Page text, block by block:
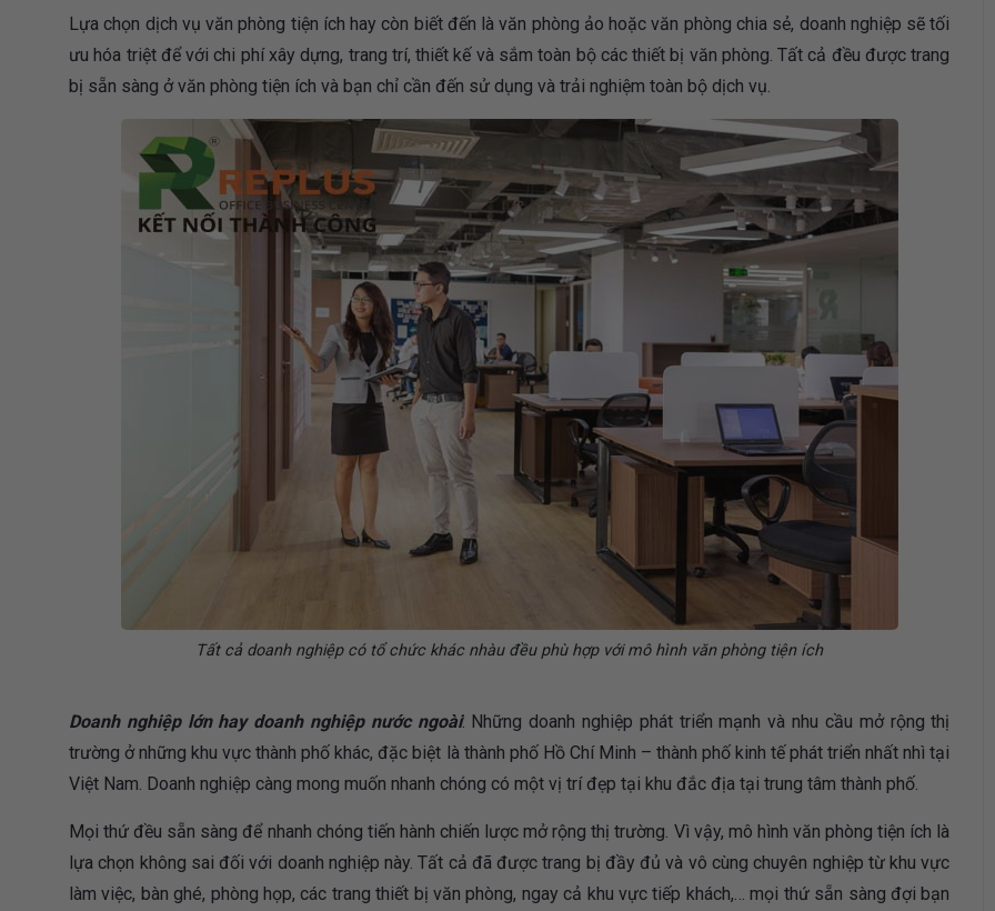
Lựa chọn dịch vụ văn phòng tiện ích hay còn biết đến là văn phòng ảo hoặc văn phòng chia sẻ, doanh nghiệp sẽ tối
ưu hóa triệt để với chi phí xây dựng, trang trí, thiết kế và sắm toàn bộ các thiết bị văn phòng. Tất cả đều được trang
bị sẵn sàng ở văn phòng tiện ích và bạn chỉ cần đến sử dụng và trải nghiệm toàn bộ dịch vụ.
Tất cả doanh nghiệp có tổ chức khác nhàu đều phù hợp với mô hình văn phòng tiện ích
Doanh nghiệp lớn hay doanh nghiệp nước ngoài: Những doanh nghiệp phát triển mạnh và nhu cầu mở rộng thị
trường ở những khu vực thành phố khác, đặc biệt là thành phố Hồ Chí Minh – thành phố kinh tế phát triển nhất nhì tại
Việt Nam. Doanh nghiệp càng mong muốn nhanh chóng có một vị trí đẹp tại khu đắc địa tại trung tâm thành phố.
Mọi thứ đều sẵn sàng để nhanh chóng tiến hành chiến lược mở rộng thị trường. Vì vậy, mô hình văn phòng tiện ích là
lựa chọn không sai đối với doanh nghiệp này. Tất cả đã được trang bị đầy đủ và vô cùng chuyên nghiệp từ khu vực
làm việc, bàn ghé, phòng họp, các trang thiết bị văn phòng, ngay cả khu vực tiếp khách,… mọi thứ sẵn sàng đợi bạn